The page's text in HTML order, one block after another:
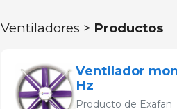
Ventiladores > Productos
Ventilador
Hz
Producto de Exafan